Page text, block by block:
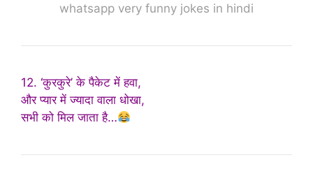
whatsapp very funny jokes in hindi
12. ‘कुरकुरे’ के पैकेट में हवा,
और प्यार में ज्यादा वाला धोखा,
सभी को मिल जाता है…